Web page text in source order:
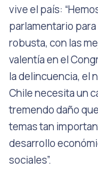
vive el país:
parlamentario
robusta, con las
valentía en el
la delincuencia, el
Chile necesita un
tremendo daño
temas tan
desarrollo
sociales”.